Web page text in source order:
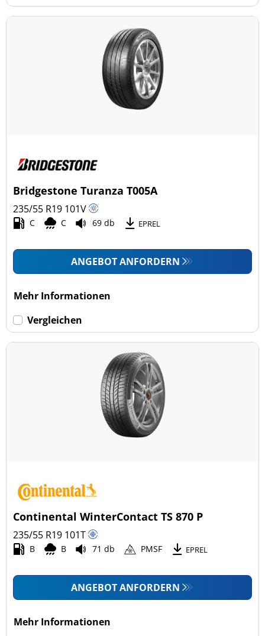
Bridgestone Turanza T005A
235/55 R19 101V
C C 69 db EPREL
ANGEBOT ANFORDERN
Mehr Informationen
Vergleichen
Continental WinterContact TS 870 P
235/55 R19 101T
B B 71 db PMSF EPREL
ANGEBOT ANFORDERN
Mehr Informationen